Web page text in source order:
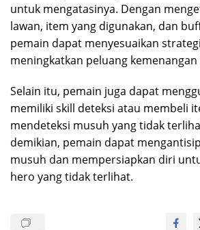
untuk mengatasinya. Dengan
lawan, item yang digunakan, dan
pemain dapat menyesuaikan
meningkatkan peluang
Selain itu, pemain juga dapat
memiliki skill deteksi atau membeli
mendeteksi musuh yang tidak
demikian, pemain dapat
musuh dan mempersiapkan diri
hero yang tidak terlihat.